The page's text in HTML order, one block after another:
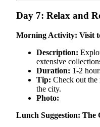
Day 7: Relax and
Morning Activity: Visit
Description:
extensive
Duration: 1-2
Tip: Check out
the city.
Photo:
Lunch Suggestion: The